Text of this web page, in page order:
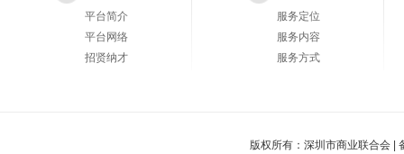
平台简介
平台网络
招贤纳才
服务定位
服务内容
服务方式
版权所有：深圳市商业联合会 |